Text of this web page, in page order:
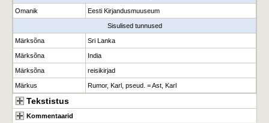
Omanik Eesti Kirjandusmuuseum
Sisulised tunnused
Märksõna Sri Lanka
Märksõna India
Märksõna reisikirjad
Märkus Rumor, Karl, pseud. = Ast, Karl
Tekstistus
Kommentaarid